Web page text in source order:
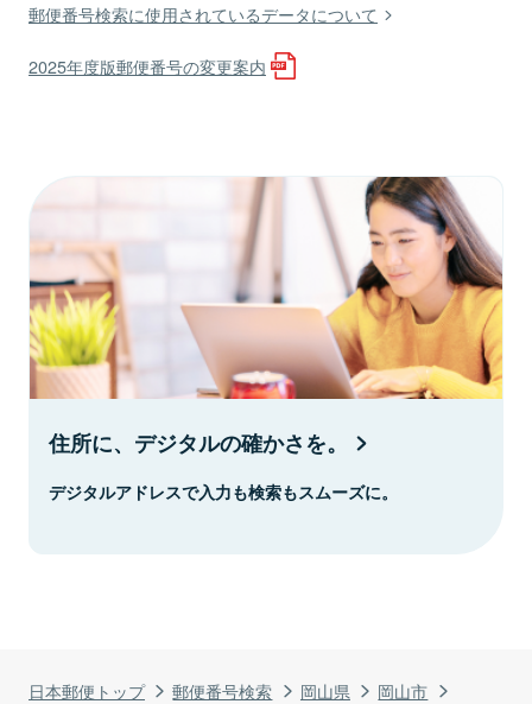
日本郵便トップ 郵便番号検索 岡山県
岡山市
郵便番号検索に使用されているデータについて
2025年度版郵便番号の変更案内
住所に、デジタルの確かさを。
デジタルアドレスで入力も検索もスムーズに。